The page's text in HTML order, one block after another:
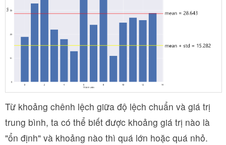
Từ khoảng chênh lệch giữa độ lệch chuẩn và giá trị
trung bình, ta có thể biết được khoảng giá trị nào là
"ổn định" và khoảng nào thì quá lớn hoặc quá nhỏ.